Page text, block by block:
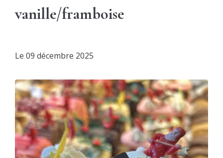
vanille/framboise
Le 09 décembre 2025